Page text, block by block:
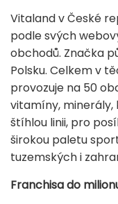
Vitaland v České
podle svých
obchodů. Značka
Polsku. Celkem v
provozuje na 50
vitamíny,
štíhlou linii, pro
širokou paletu
tuzemských i
Franchisa do